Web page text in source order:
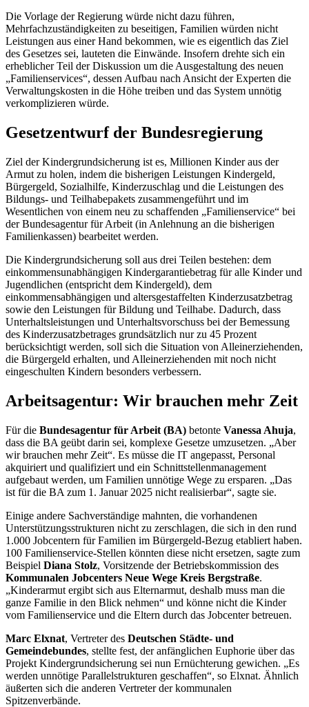
Die Vorlage der Regierung würde nicht dazu führen,
Mehrfachzuständigkeiten zu beseitigen, Familien würden nicht
Leistungen aus einer Hand bekommen, wie es eigentlich das Ziel
des Gesetzes sei, lauteten die Einwände. Insofern drehte sich ein
erheblicher Teil der Diskussion um die Ausgestaltung des neuen
„Familienservices“, dessen Aufbau nach Ansicht der Experten die
Verwaltungskosten in die Höhe treiben und das System unnötig
verkomplizieren würde.
Gesetzentwurf der Bundesregierung
Ziel der Kindergrundsicherung ist es, Millionen Kinder aus der
Armut zu holen, indem die bisherigen Leistungen Kindergeld,
Bürgergeld, Sozialhilfe, Kinderzuschlag und die Leistungen des
Bildungs- und Teilhabepakets zusammengeführt und im
Wesentlichen von einem neu zu schaffenden „Familienservice“ bei
der Bundesagentur für Arbeit (in Anlehnung an die bisherigen
Familienkassen) bearbeitet werden.
Die Kindergrundsicherung soll aus drei Teilen bestehen: dem
einkommensunabhängigen Kindergarantiebetrag für alle Kinder und
Jugendlichen (entspricht dem Kindergeld), dem
einkommensabhängigen und altersgestaffelten Kinderzusatzbetrag
sowie den Leistungen für Bildung und Teilhabe. Dadurch, dass
Unterhaltsleistungen und Unterhaltsvorschuss bei der Bemessung
des Kinderzusatzbetrages grundsätzlich nur zu 45 Prozent
berücksichtigt werden, soll sich die Situation von Alleinerziehenden,
die Bürgergeld erhalten, und Alleinerziehenden mit noch nicht
eingeschulten Kindern besonders verbessern.
Arbeitsagentur: Wir brauchen mehr Zeit
Für die Bundesagentur für Arbeit (BA) betonte Vanessa Ahuja,
dass die BA geübt darin sei, komplexe Gesetze umzusetzen. „Aber
wir brauchen mehr Zeit“. Es müsse die IT angepasst, Personal
akquiriert und qualifiziert und ein Schnittstellenmanagement
aufgebaut werden, um Familien unnötige Wege zu ersparen. „Das
ist für die BA zum 1. Januar 2025 nicht realisierbar“, sagte sie.
Einige andere Sachverständige mahnten, die vorhandenen
Unterstützungsstrukturen nicht zu zerschlagen, die sich in den rund
1.000 Jobcentern für Familien im Bürgergeld-Bezug etabliert haben.
100 Familienservice-Stellen könnten diese nicht ersetzen, sagte zum
Beispiel Diana Stolz, Vorsitzende der Betriebskommission des
Kommunalen Jobcenters Neue Wege Kreis Bergstraße.
„Kinderarmut ergibt sich aus Elternarmut, deshalb muss man die
ganze Familie in den Blick nehmen“ und könne nicht die Kinder
vom Familienservice und die Eltern durch das Jobcenterbetreuen.
Marc Elxnat, Vertreter des Deutschen Städte- und
Gemeindebundes, stellte fest, der anfänglichen Euphorie über das
Projekt Kindergrundsicherung sei nun Ernüchterung gewichen. „Es
werden unnötige Parallelstrukturen geschaffen“, so Elxnat. Ähnlich
äußerten sich die anderen Vertreter der kommunalen
Spitzenverbände.